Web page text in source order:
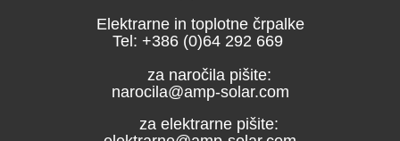
Elektrarne in toplotne črpalke
Tel: +386 (0)64 292 669
za naročila pišite:
narocila@amp-solar.com
za elektrarne pišite: